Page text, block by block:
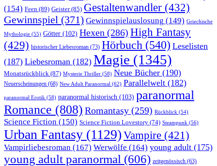
(154) Feen (89) Geister(85) Gestaltenwandler (432)
Gewinnspiel (371) Gewinnspielauslosung (149) Griechische
Mythologie (55) Götter (102) Hexen (286) High Fantasy
(429) historischer Liebesroman (73) Hörbuch (540) Leselisten
(187) Liebesroman (182) Magie (1345)
Monatsrückblick (87) Mysterie Thriller (58) Neue Bücher (190)
Neuerscheinungen (68) New Adult Paranormal (62) Parallelwelt (182)
paranormal Erotik (58) paranormal historisch (103) paranormal
Romance (808) Romantasy (259) Rückblick (54)
Science Fiction (150) Science Fiction Lovestory (74) Steampunk (56)
Urban Fantasy (1129) Vampire (421)
Vampirliebesroman (167) Werwölfe (164) young adult (175)
young adult paranormal (606) zeitgenössisch (63)